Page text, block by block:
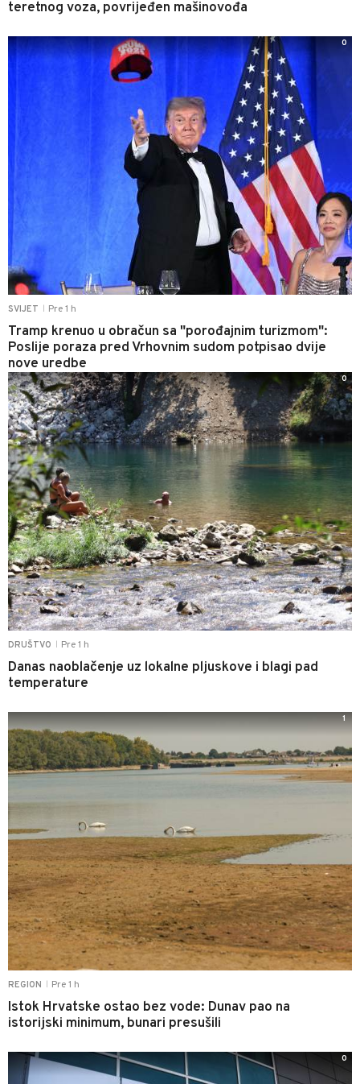
teretnog voza, povrijeđen mašinovođa
SVIJET Pre 1 h
Tramp krenuo u obračun sa "porođajnim turizmom":
Poslije poraza pred Vrhovnim sudom potpisao dvije
nove uredbe
0
DRUŠTVO Pre 1 h
Danas naoblačenje uz lokalne pljuskove i blagi pad
temperature
0
REGION Pre 1 h
Istok Hrvatske ostao bez vode: Dunav pao na
istorijski minimum, bunari presušili
1
0